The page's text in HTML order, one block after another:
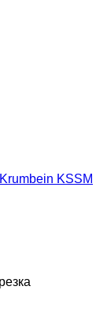
KSSM